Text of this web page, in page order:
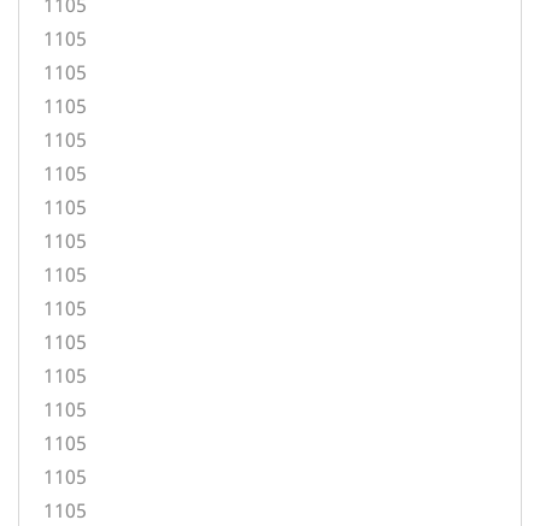
1105
1105
1105
1105
1105
1105
1105
1105
1105
1105
1105
1105
1105
1105
1105